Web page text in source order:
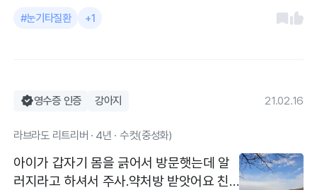
갑니다 😀 쓰다보니 직원이나 알바아니냐
확인후 결막염 및 제3안검 염증이라 진단받
음 원장님께서 검진시 마다 아주 상세하게
#눈기타질환 +1
영수증 인증 강아지 21.02.16
라브라도 리트리버 · 4년 · 수컷(중성화)
아이가 갑자기 몸을 긁어서 방문햇는데 알
러지라고 하셔서 주사.약처방 받앗어요 친